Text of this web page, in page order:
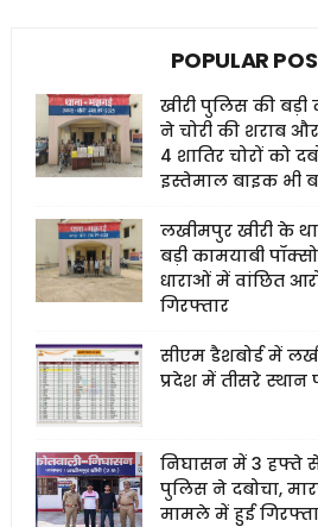
POPULAR
खीरी पुलिस की बड़ी
ने चोरी की शराब
4 शातिर चोरों को
इस्तेमाल बाइक भी
लखीमपुर खीरी के
बड़ी कामयाबी
धाराओं में वांछित
गिरफ्तार
सीएम डैशबोर्ड में
प्रदेश में तीसरे स्थान
निघासन में 3 हफ्ते से
पुलिस ने दबोचा,
मामले में हुई